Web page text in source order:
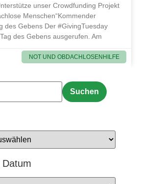
NOT UND OBDACHLOSENHILFE
unser Crowdfunding Projekt
Menschen“Kommender
des Gebens Der #GivingTuesday
des Gebens ausgerufen. Am